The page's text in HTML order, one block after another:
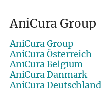
AniCura Group
AniCura Group
AniCura Österreich
AniCura Belgium
AniCura Danmark
AniCura Deutschland